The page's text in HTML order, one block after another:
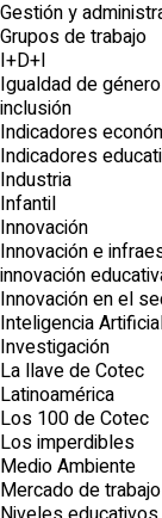
Gestión y
Grupos de trabajo
I+D+I
Igualdad de género
inclusión
Indicadores
Indicadores
Industria
Infantil
Innovación
Innovación e
innovación
Innovación en el
Inteligencia
Investigación
La llave de Cotec
Latinoamérica
Los 100 de Cotec
Los imperdibles
Medio Ambiente
Mercado de trabajo